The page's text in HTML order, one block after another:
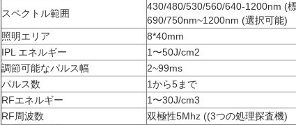
スペクトル範囲
430/480/530/560/640-1200nm (
690/750nm~1200nm (選択可能)
照明エリア
8*40mm
IPL エネルギー
1〜50J/cm2
調節可能なパルス幅
2~99ms
パルス数
1から5まで
RFエネルギー
1〜30J/cm3
RF周波数
双極性5Mhz ((3つの処理探査機)